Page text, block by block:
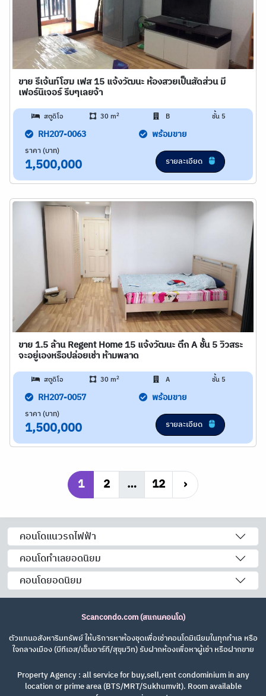
ขาย รีเจ้นท์โฮม เฟส 15 แจ้งวัฒนะ ห้องสวยเป็นสัดส่วน มี
เฟอร์นิเจอร์ รีบๆเลยจ้า
สตูดิโอ 30 m2 B ชั้น 5
RH207-0063 พร้อมขาย
ราคา (บาท)
1,500,000 รายละเอียด
ขาย 1.5 ล้าน Regent Home 15 แจ้งวัฒนะ ตึก A ชั้น 5 วิวสระ
จะอยู่เองหรือปล่อยเช่า ห้ามพลาด
สตูดิโอ 30 m2 A ชั้น 5
RH207-0057 พร้อมขาย
ราคา (บาท)
1,500,000 รายละเอียด
1 2 … 12 ›
คอนโดแนวรถไฟฟ้า
คอนโดทำเลยอดนิยม
คอนโดยอดนิยม
Scancondo.com (สแกนคอนโด)
ตัวแทนอสังหาริมทรัพย์ ให้บริการหาห้องชุดเพื่อเช่าคอนโดมิเนียมในทุกทำเล หรือ
ใจกลางเมือง (บีทีเอส/เอ็มอาร์ที/สุขุมวิท) รับฝากห้องเพื่อหาผู้เช่า หรือฝากขาย
Property Agency : all service for buy,sell,rent condominium in any
location or prime area (BTS/MRT/Sukhumvit). Room available